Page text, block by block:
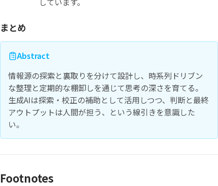
まとめ
Abstract
情報源の探索と裏取りを分けて設計し、時系列ドリブン
な整理と定期的な棚卸しを通じて思考の深さを育てる。
生成AIは探索・校正の補助として活用しつつ、判断と最終
アウトプットは人間が担う、という線引きを意識した
い。
Footnotes